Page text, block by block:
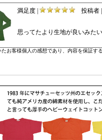
満足度 | 投稿者
思ってたより生地が良いみた
たお客様個人の感想であり、内容を保証す